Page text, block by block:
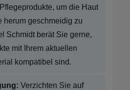
um die Haut
herum geschmeidig zu
Schmidt berät Sie gerne,
mit Ihrem aktuellen
kompatibel sind.
Verzichten Sie auf